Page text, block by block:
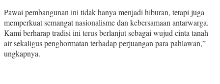
Pawai pembangunan ini tidak hanya menjadi hiburan, tetapi juga
memperkuat semangat nasionalisme dan kebersamaan antarwarga.
Kami berharap tradisi ini terus berlanjut sebagai wujud cinta tanah
air sekaligus penghormatan terhadap perjuangan para pahlawan,”
ungkapnya.